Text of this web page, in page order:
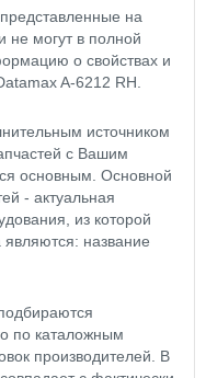
на
не могут в полной
о свойствах и
A-6212 RH.
источником
с Вашим
основным. Основной
- актуальная
из которой
название
по каталожным
производителей. В